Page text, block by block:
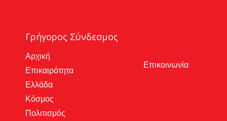
Γρήγορος Σύνδεσμος
Αρχική
Επικαιρότητα
Ελλάδα
Κόσμος
Πολιτισμός
Επικοινωνία